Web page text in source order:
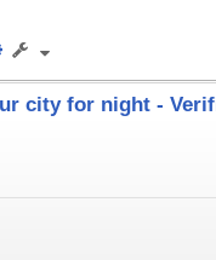
Pesquisa
city for night -